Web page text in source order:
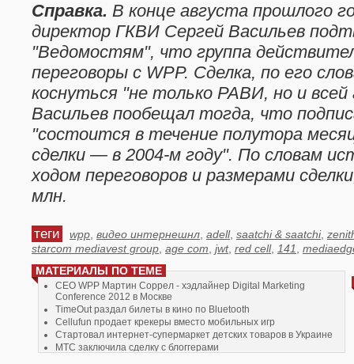
Справка. В конце августа прошлого
директор ГКВИ Сергей Васильев
"Ведомостям", что группа
переговоры с WPP. Сделка, по его
коснуться "не только РАВИ, но и всей
Васильев пообещал тогда, что
"состоится в течение полутора
сделки — в 2004-м году". По словам
ходом переговоров и размерами
млн.
теги wpp видео интернешнл adell, saatchi & saatchi,
starcom mediavest group age com jwt, red cell, 141
МАТЕРИАЛЫ ПО ТЕМЕ
CEO WPP Мартин Соррел - хэдлайнер Digital Marketing
Conference 2012 в Москве
TimeOut раздал билеты в кино по Bluetooth
Cellufun продает крекеры вместо мобильных игр
Стартовал интернет-супермаркет детских товаров в Украине
МТС заключила сделку с блоггерами